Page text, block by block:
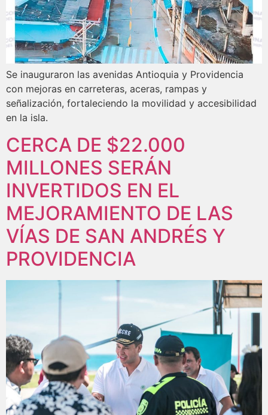
Se inauguraron las avenidas Antioquia y Providencia
con mejoras en carreteras, aceras, rampas y
señalización, fortaleciendo la movilidad y accesibilidad
en la isla.
CERCA DE $22.000
MILLONES SERÁN
INVERTIDOS EN EL
MEJORAMIENTO DE LAS
VÍAS DE SAN ANDRÉS Y
PROVIDENCIA